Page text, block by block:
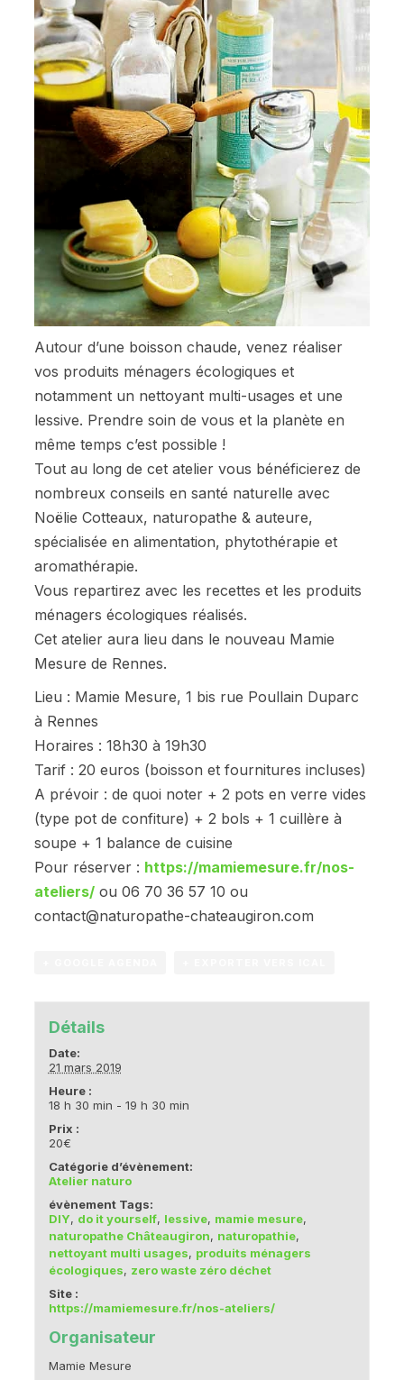
Autour d’une boisson chaude, venez réaliser
vos produits ménagers écologiques et
notamment un nettoyant multi-usages et une
lessive. Prendre soin de vous et la planète en
même temps c’est possible !
Tout au long de cet atelier vous bénéficierez de
nombreux conseils en santé naturelle avec
Noëlie Cotteaux, naturopathe & auteure,
spécialisée en alimentation, phytothérapie et
aromathérapie.
Vous repartirez avec les recettes et les produits
ménagers écologiques réalisés.
Cet atelier aura lieu dans le nouveau Mamie
Mesure de Rennes.
Lieu : Mamie Mesure, 1 bis rue Poullain Duparc
à Rennes
Horaires : 18h30 à 19h30
Tarif : 20 euros (boisson et fournitures incluses)
A prévoir : de quoi noter + 2 pots en verre vides
(type pot de confiture) + 2 bols + 1 cuillère à
soupe + 1 balance de cuisine
Pour réserver : https://mamiemesure.fr/nos-
ateliers/ou 06 70 36 57 10 ou
contact@naturopathe-chateaugiron.com
Détails
Date:
21 mars 2019
Heure :
18 h 30 min - 19 h 30 min
Prix :
20€
Catégorie d’évènement:
Atelier naturo
évènement Tags:
DIY, do it yourself, lessive, mamie mesure,
naturopathe Châteaugiron, naturopathie,
nettoyant multi usages, produits ménagers
écologiques, zero waste zéro déchet
Site :
https://mamiemesure.fr/nos-ateliers/
Organisateur
Mamie Mesure